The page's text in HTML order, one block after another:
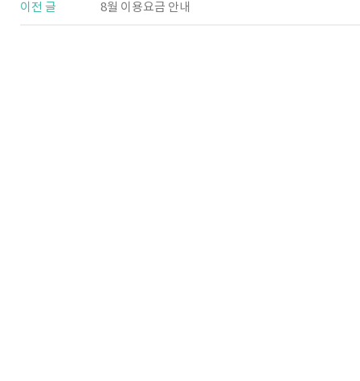
이전 글 8월 이용요금 안내